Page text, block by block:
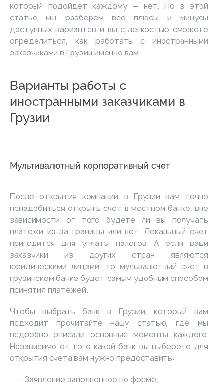
который подойдет каждому — нет. Но в этой
статье мы разберем все плюсы и минусы
доступных вариантов и вы с легкостью сможете
определиться, как работать с иностранными
заказчиками в Грузии именно вам.
Варианты работы с
иностранными заказчиками в
Грузии
Мультивалютный корпоративный счет
После открытия компании в Грузии вам точно
понадобиться открыть счет в местном банке, вне
зависимости от того будете ли вы получать
платежи из-за границы или нет. Локальный счет
пригодится для уплаты налогов. А если ваши
заказчики из других стран являются
юридическими лицами, то мульвалютный счет в
грузинском банке будет самым удобным способом
принятия платежей.
Чтобы выбрать банк в Грузии, который вам
подходит прочитайте нашу статью, где мы
подробно описали основные моменты каждого.
Независимо от того какой банк вы выберете для
открытия счета вам нужно предоставить:
Заявление заполненное по форме;